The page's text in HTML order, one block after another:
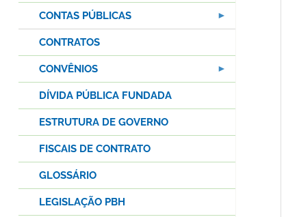
CONTAS PÚBLICAS
CONTRATOS
CONVÊNIOS
DÍVIDA PÚBLICA FUNDADA
ESTRUTURA DE GOVERNO
FISCAIS DE CONTRATO
GLOSSÁRIO
LEGISLAÇÃO PBH